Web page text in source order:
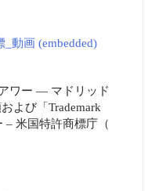
動画 (embedded)
ワー ― マドリッド
よび「Trademark
– 米国特許商標庁（